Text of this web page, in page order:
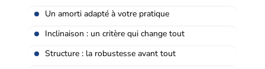
Un amorti adapté à votre pratique
Inclinaison : un critère qui change tout
Structure : la robustesse avant tout